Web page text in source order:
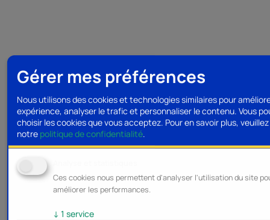
Gérer mes préférences
Nous utilisons des cookies et technologies similaires pour
expérience, analyser le trafic et personnaliser le contenu. Vous
choisir les cookies que vous acceptez. Pour en savoir plus,
notre politique de confidentialité.
Ces cookies nous permettent d'analyser l'utilisation du site
améliorer les performances.
↓ 1 service